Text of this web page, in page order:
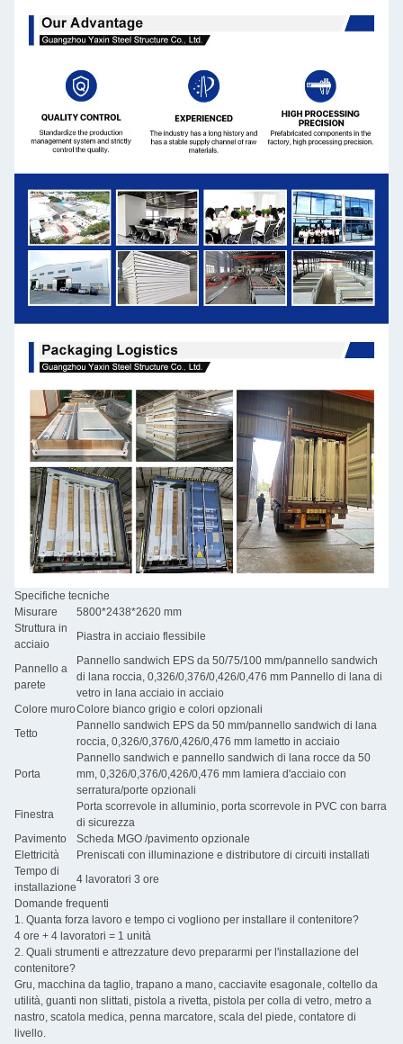
Specifiche tecniche
Misurare
5800*2438*2620 mm
Struttura in
acciaio
Piastra in acciaio flessibile
Pannello a
parete
Pannello sandwich EPS da 50/75/100 mm/pannello sandwich
di lana roccia, 0,326/0,376/0,426/0,476 mm Pannello di lana di
vetro in lana acciaio in acciaio
Colore muroColore bianco grigio e colori opzionali
Tetto
Pannello sandwich EPS da 50 mm/pannello sandwich di lana
roccia, 0,326/0,376/0,426/0,476 mm lametto in acciaio
Porta
Pannello sandwich e pannello sandwich di lana rocce da 50
mm, 0,326/0,376/0,426/0,476 mm lamiera d'acciaio con
serratura/porte opzionali
Finestra
Porta scorrevole in alluminio, porta scorrevole in PVC con barra
di sicurezza
Pavimento
Scheda MGO /pavimento opzionale
Elettricità
Preniscati con illuminazione e distributore di circuiti installati
Tempo di
installazione
4 lavoratori 3 ore
Domande frequenti
1. Quanta forza lavoro e tempo ci vogliono per installare il contenitore?
4 ore + 4 lavoratori = 1 unità
2. Quali strumenti e attrezzature devo prepararmi per l'installazione del
contenitore?
Gru, macchina da taglio, trapano a mano, cacciavite esagonale, coltello da
utilità, guanti non slittati, pistola a rivetta, pistola per colla di vetro, metro a
nastro, scatola medica, penna marcatore, scala del piede, contatore di
livello.